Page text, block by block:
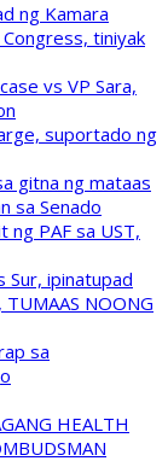
ng Kamara
tiniyak
vs VP Sara,
suportado ng
gitna ng mataas
sa Senado
PAF sa UST,
Sur, ipinatupad
TUMAAS NOONG
sa
HEALTH